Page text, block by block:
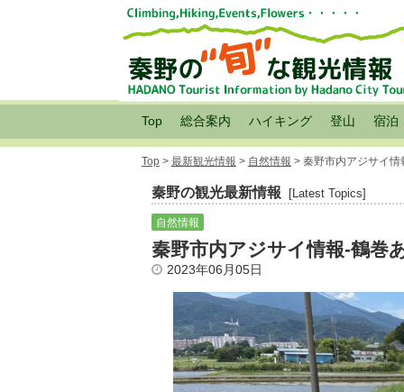
Top 総合案内 ハイキング 登山 宿泊
Top> 最新観光情報 > 自然情報 > 秦野市内アジサイ
秦野の観光最新情報 [Latest Topics]
自然情報
秦野市内アジサイ情報-鶴巻
2023年06月05日